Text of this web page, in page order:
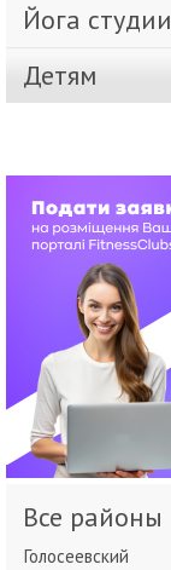
Йога студии
Детям
Все районы
Голосеевский